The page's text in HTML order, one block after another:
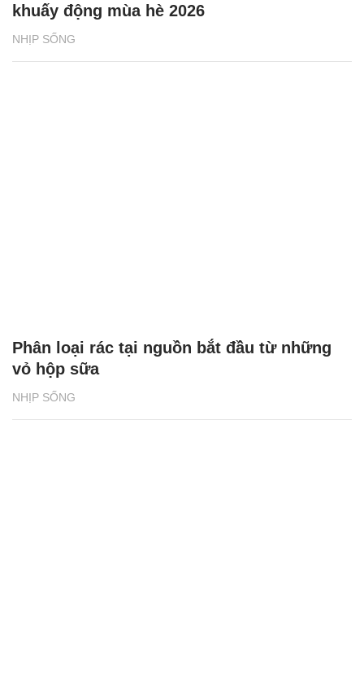
NHỊP SỐNG
khuấy động mùa hè 2026
NHỊP SỐNG
Phân loại rác tại nguồn bắt đầu từ những
vỏ hộp sữa